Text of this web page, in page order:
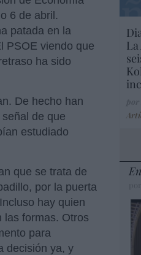
6 de abril.
patada en la
PSOE viendo que
ha sido
De hecho han
de que
estudiado
que se trata de
por la puerta
hay quien
las formas. Otros
para
decisión ya, y